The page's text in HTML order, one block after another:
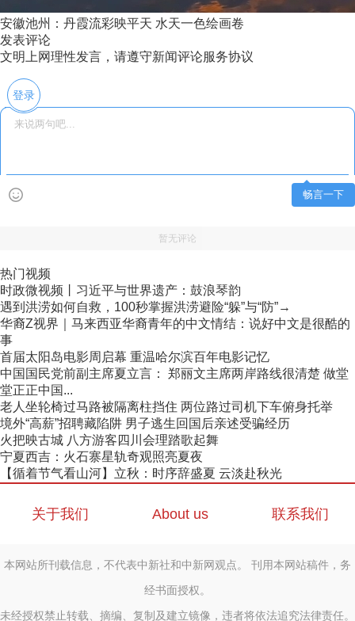
安徽池州：丹霞流彩映平天 水天一色绘画卷
发表评论
文明上网理性发言，请遵守新闻评论服务协议
登录
畅言一下
暂无评论
热门视频
时政微视频丨习近平与世界遗产：鼓浪琴韵
遇到洪涝如何自救，100秒掌握洪涝避险“躲”与“防”→
华裔Z视界｜马来西亚华裔青年的中文情结：说好中文是很酷的
事
首届太阳岛电影周启幕 重温哈尔滨百年电影记忆
中国国民党前副主席夏立言： 郑丽文主席两岸路线很清楚 做堂
堂正正中国...
老人坐轮椅过马路被隔离柱挡住 两位路过司机下车俯身托举
境外“高薪”招聘藏陷阱 男子逃生回国后亲述受骗经历
火把映古城 八方游客四川会理踏歌起舞
宁夏西吉：火石寨星轨奇观照亮夏夜
【循着节气看山河】立秋：时序辞盛夏 云淡赴秋光
关于我们 About us 联系我们
本网站所刊载信息，不代表中新社和中新网观点。 刊用本网站稿件，务
经书面授权。
未经授权禁止转载、摘编、复制及建立镜像，违者将依法追究法律责任。